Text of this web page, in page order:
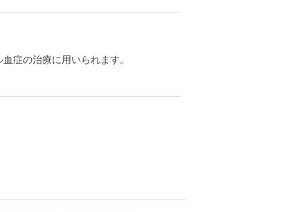
症の治療に用いられます。